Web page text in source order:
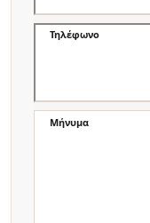
Τηλέφωνο
Μήνυμα